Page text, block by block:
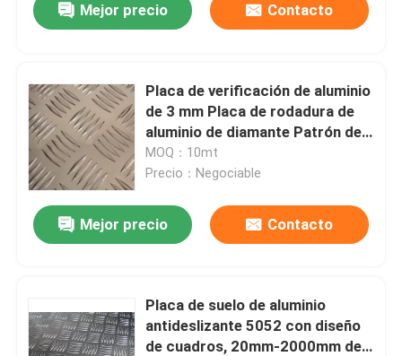
Mejor precio Contacto
Placa de verificación de aluminio
de 3 mm Placa de rodadura de
aluminio de diamante Patrón de
cinco barras
MOQ：10mt
Precio：Negociable
Mejor precio Contacto
Placa de suelo de aluminio
antideslizante 5052 con diseño
de cuadros, 20mm-2000mm de